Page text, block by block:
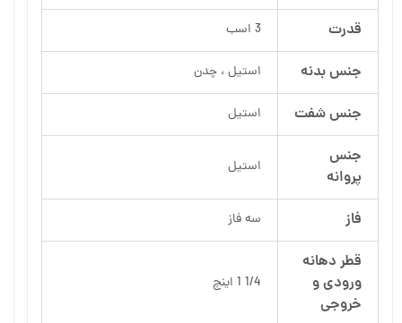
قدرت 3 اسب
جنس بدنه استیل ، چدن
جنس شفت استیل
جنس
پروانه
استیل
فاز سه فاز
قطر دهانه
ورودی و
خروجی
1/4 1 اینچ